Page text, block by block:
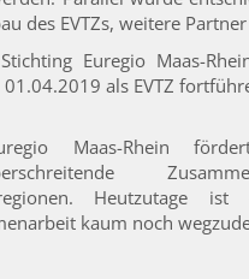
des EVTZs, weitere
Euregio Maas-
01.04.2019 als EVTZ
Maas-Rhein
Heutzutage ist
kaum noch